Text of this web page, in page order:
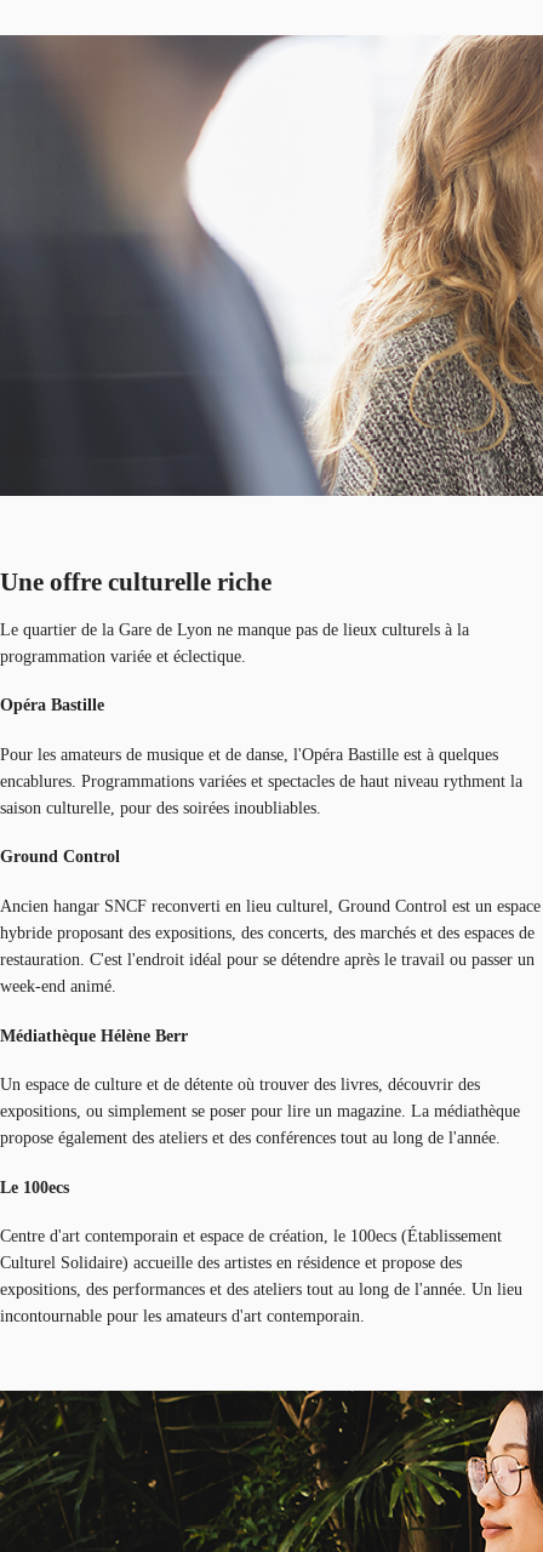
Une offre culturelle riche
Le quartier de la Gare de Lyon ne manque pas de lieux culturels à la
programmation variée et éclectique.
Opéra Bastille
Pour les amateurs de musique et de danse, l'Opéra Bastille est à quelques
encablures. Programmations variées et spectacles de haut niveau rythment la
saison culturelle, pour des soirées inoubliables.
Ground Control
Ancien hangar SNCF reconverti en lieu culturel, Ground Control est un espace
hybride proposant des expositions, des concerts, des marchés et des espaces de
restauration. C'est l'endroit idéal pour se détendre après le travail ou passer un
week-end animé.
Médiathèque Hélène Berr
Un espace de culture et de détente où trouver des livres, découvrir des
expositions, ou simplement se poser pour lire un magazine. La médiathèque
propose également des ateliers et des conférences tout au long de l'année.
Le 100ecs
Centre d'art contemporain et espace de création, le 100ecs (Établissement
Culturel Solidaire) accueille des artistes en résidence et propose des
expositions, des performances et des ateliers tout au long de l'année. Un lieu
incontournable pour les amateurs d'art contemporain.